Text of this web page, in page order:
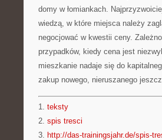
domy w łomiankach.
wiedzą, w które miejsca należy
negocjować w kwestii ceny.
przypadków, kiedy cena jest
mieszkanie nadaje się do
zakup nowego, nieruszanego
1. teksty
2. spis tresci
3. http://das-trainingsjahr.de/spis-